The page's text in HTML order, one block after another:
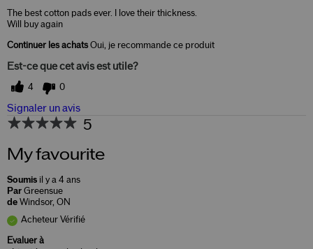
The best cotton pads ever. I love their thickness.
Will buy again
Continuer les achatsOui, je recommande ce produit
Est-ce que cet avis est utile?
4 0
Signaler un avis
5
My favourite
Soumis il y a 4 ans
Par Greensue
de Windsor, ON
Acheteur Vérifié
Evaluer à